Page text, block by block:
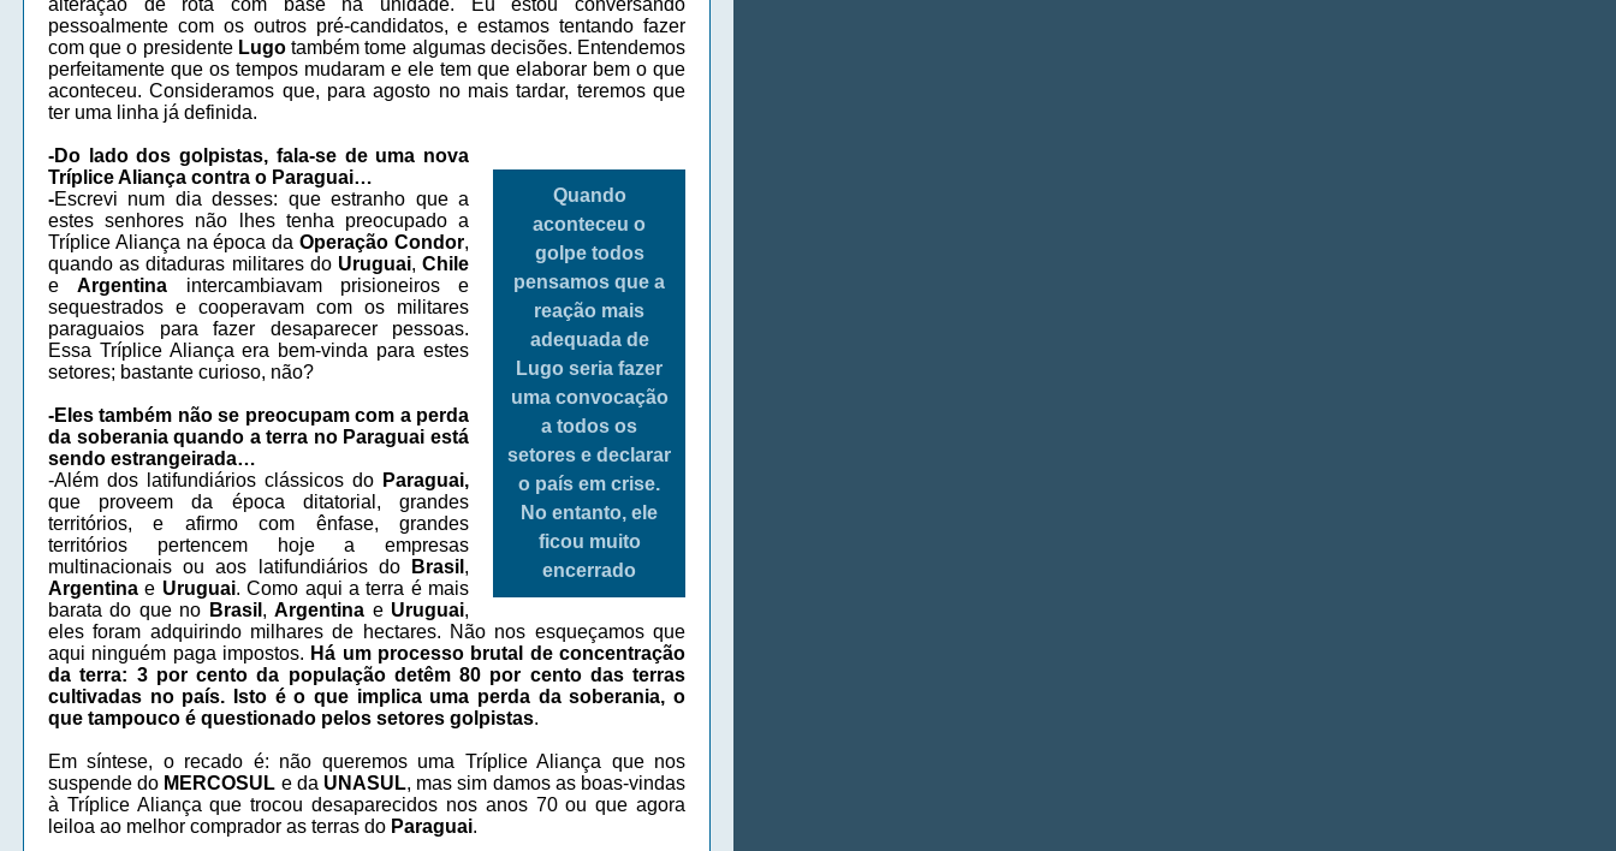
alteração de rota com base na unidade. Eu estou conversando
pessoalmente com os outros pré-candidatos, e estamos tentando fazer
com que o presidenteLugotambém tome algumas decisões. Entendemos
perfeitamente que os tempos mudaram e ele tem que elaborar bem o que
aconteceu. Consideramos que, para agosto no mais tardar, teremos que
ter uma linha já definida.
Quando
aconteceu o
golpe todos
pensamos que a
reação mais
adequada de
Lugo seria fazer
uma convocação
a todos os
setores e declarar
o país em crise.
No entanto, ele
ficou muito
encerrado
-Do lado dos golpistas, fala-se de uma nova
Tríplice Aliança contra o Paraguai…
-Escrevi num dia desses: que estranho que a
estes senhores não lhes tenha preocupado a
Tríplice Aliança na época daOperação Condor,
quando as ditaduras militares do Uruguai,Chile
eArgentina intercambiavam prisioneiros e
sequestrados e cooperavam com os militares
paraguaios para fazer desaparecer pessoas.
Essa Tríplice Aliança era bem-vinda para estes
setores; bastante curioso, não?
-Eles também não se preocupam com a perda
da soberania quando a terra no Paraguai está
sendo estrangeirada…
-Além dos latifundiários clássicos do Paraguai,
que proveem da época ditatorial, grandes
territórios, e afirmo com ênfase, grandes
territórios pertencem hoje a empresas
multinacionais ou aos latifundiários do
Brasil ,
Argentina e Uruguai. Como aqui a terra é mais
barata do que no Brasil ,Argentina e Uruguai,
eles foram adquirindo milhares de hectares. Não nos esqueçamos que
aqui ninguém paga impostos. Há um processo brutal de concentração
da terra: 3 por cento da população detêm 80 por cento das terras
cultivadas no país. Isto é o que implica uma perda da soberania, o
que tampouco é questionado pelos setores golpistas.
Em síntese, o recado é: não queremos uma Tríplice Aliança que nos
suspende do MERCOSUL e da UNASUL, mas sim damos as boas-vindas
à Tríplice Aliança que trocou desaparecidos nos anos 70 ou que agora
leiloa ao melhor comprador as terras do Paraguai.